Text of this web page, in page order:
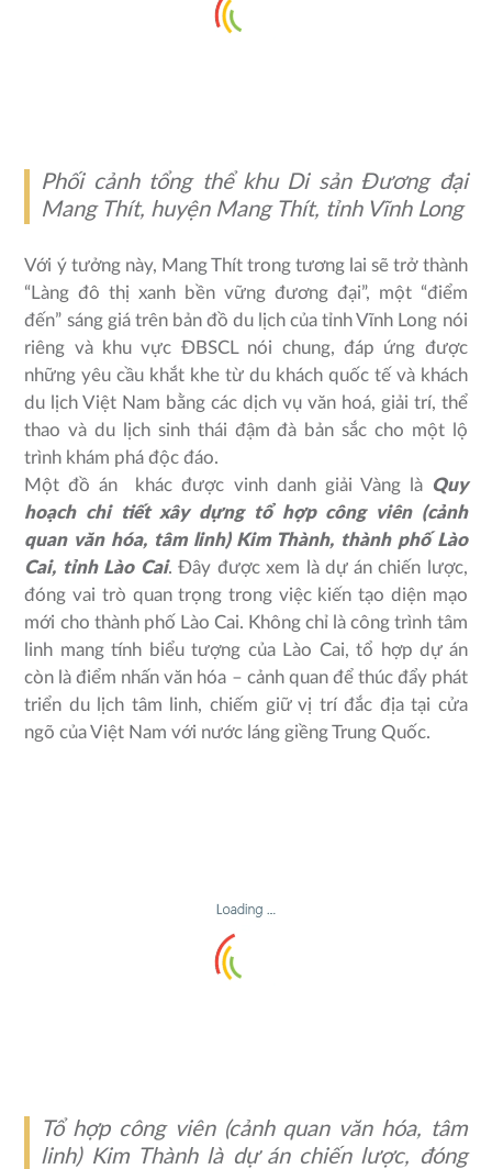
Phối cảnh tổng thể khu Di sản Đương đại
Mang Thít, huyện Mang Thít, tỉnh Vĩnh Long
Với ý tưởng này, Mang Thít trong tương lai sẽ trở thành
“Làng đô thị xanh bền vững đương đại”, một “điểm
đến” sáng giá trên bản đồ du lịch của tỉnh Vĩnh Long nói
riêng và khu vực ĐBSCL nói chung, đáp ứng được
những yêu cầu khắt khe từ du khách quốc tế và khách
du lịch Việt Nam bằng các dịch vụ văn hoá, giải trí, thể
thao và du lịch sinh thái đậm đà bản sắc cho một lộ
trình khám phá độc đáo.
Một đồ án khác được vinh danh giải Vàng là Quy
hoạch chi tiết xây dựng tổ hợp công viên (cảnh
quan văn hóa, tâm linh) Kim Thành, thành phố Lào
Cai, tỉnh Lào Cai. Đây được xem là dự án chiến lược,
đóng vai trò quan trọng trong việc kiến tạo diện mạo
mới cho thành phố Lào Cai. Không chỉ là công trình tâm
linh mang tính biểu tượng của Lào Cai, tổ hợp dự án
còn là điểm nhấn văn hóa – cảnh quan để thúc đẩy phát
triển du lịch tâm linh, chiếm giữ vị trí đắc địa tại cửa
ngõ của Việt Nam với nước láng giềng Trung Quốc.
Tổ hợp công viên (cảnh quan văn hóa, tâm
linh) Kim Thành là dự án chiến lược, đóng